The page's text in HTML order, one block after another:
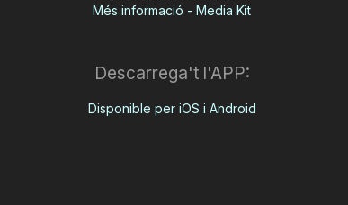
Més informació - Media Kit
Descarrega't l'APP:
Disponible per iOS i Android